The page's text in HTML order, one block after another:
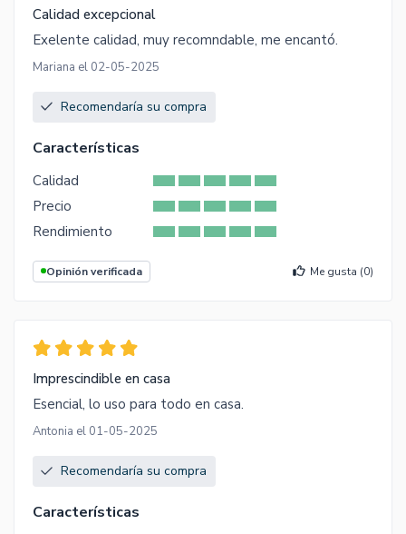
Calidad excepcional
Exelente calidad, muy recomndable, me encantó.
Mariana el 02-05-2025
Recomendaría su compra
Características
Calidad
Precio
Rendimiento
Opinión verificada Me gusta (0)
Imprescindible en casa
Esencial, lo uso para todo en casa.
Antonia el 01-05-2025
Recomendaría su compra
Características